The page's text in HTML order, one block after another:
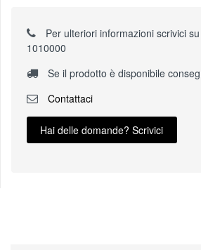
Per ulteriori informazioni scrivici
1010000
Se il prodotto è disponibile
Contattaci
Hai delle domande? Scrivici